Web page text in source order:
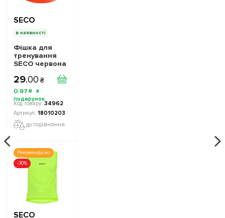
SECO
в наявності
Фішка для
тренування
SECO червона
29.00 ₴
0.87 ₴
34962
18010203
до порівняння
Рекомендуємо
-30%
SECO